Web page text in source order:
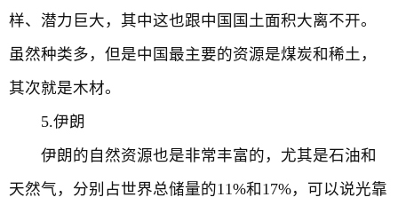
样、潜力巨大，其中这也跟中国国土面积大离不开。
虽然种类多，但是中国最主要的资源是煤炭和稀土，
其次就是木材。
5.伊朗
伊朗的自然资源也是非常丰富的，尤其是石油和
天然气，分别占世界总储量的11%和17%，可以说光靠